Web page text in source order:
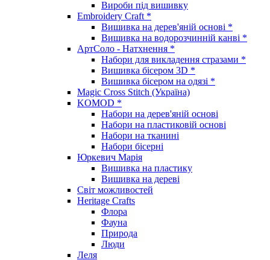
Вироби під вишивку
Embroidery Craft *
Вишивка на дерев'яній основі *
Вишивка на водорозчинній канві *
АртСоло - Натхнення *
Набори для викладення стразами *
Вишивка бісером 3D *
Вишивка бісером на одязі *
Magic Cross Stitch (Україна)
KOMOD *
Набори на дерев'яній основі
Набори на пластиковій основі
Набори на тканині
Набори бісерні
Юркевич Марія
Вишивка на пластику
Вишивка на дереві
Світ можливостей
Heritage Crafts
Флора
Фауна
Природа
Люди
Леля